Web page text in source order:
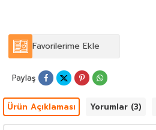
Favorilerime Ekle
Paylaş
Ürün Açıklaması Yorumlar (3)